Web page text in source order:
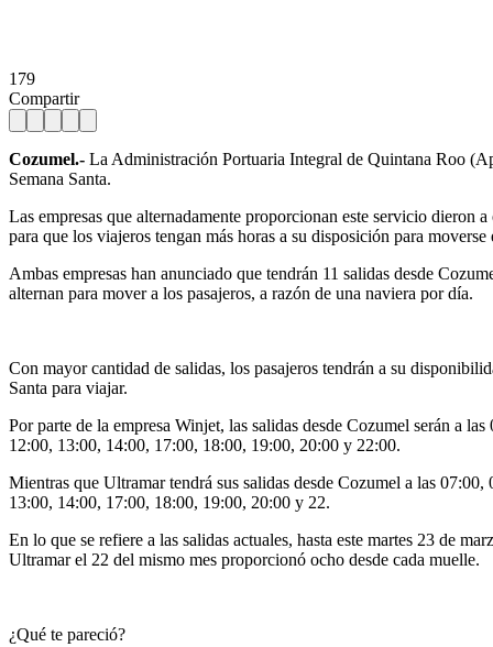
179
Compartir
Cozumel.- La Administración Portuaria Integral de Quintana Roo
Semana Santa.
Las empresas que alternadamente proporcionan este servicio dieron
para que los viajeros tengan más horas a su disposición para
Ambas empresas han anunciado que tendrán 11 salidas desde
alternan para mover a los pasajeros, a razón de una naviera por día.
Con mayor cantidad de salidas, los pasajeros tendrán a su
Santa para viajar.
Por parte de la empresa Winjet, las salidas desde Cozumel serán a
12:00, 13:00, 14:00, 17:00, 18:00, 19:00, 20:00 y 22:00.
Mientras que Ultramar tendrá sus salidas desde Cozumel a las
13:00, 14:00, 17:00, 18:00, 19:00, 20:00 y 22.
En lo que se refiere a las salidas actuales, hasta este martes 23 de
Ultramar el 22 del mismo mes proporcionó ocho desde cada muelle.
¿Qué te pareció?